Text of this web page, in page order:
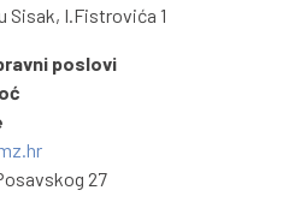
Sisak, I.Fistrovića 1
poslovi
27